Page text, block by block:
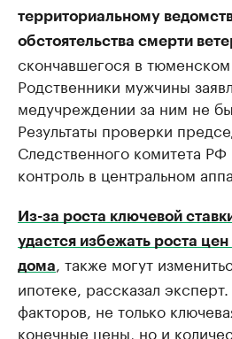
территориальному
обстоятельства смерти
скончавшегося в тюменском
Родственники мужчины
медучреждении за ним не
Результаты проверки
Следственного комитета РФ
контроль в центральном
Из-за роста ключевой
удастся избежать роста
дома
, также могут
ипотеке, рассказал
факторов, не только
конечные цены, но и